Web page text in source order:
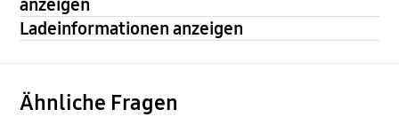
anzeigen
Ladeinformationen anzeigen
Ähnliche Fragen